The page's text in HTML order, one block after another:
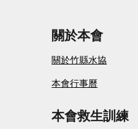
關於本會
關於竹縣水協
本會行事曆
本會救生訓練